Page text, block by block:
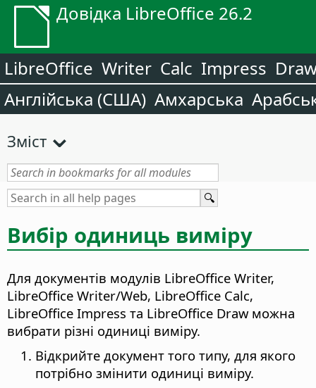
Довідка LibreOffice 26.2
LibreOffice Writer Calc Impress
Англійська (США) Амхарська
Зміст
Вибір одиниць виміру
Для документів модулів LibreOffice Writer,
LibreOffice Writer/Web, LibreOffice Calc,
LibreOffice Impress та LibreOffice Draw можна
вибрати різні одиниці виміру.
Відкрийте документ того типу, для якого
потрібно змінити одиниці виміру.